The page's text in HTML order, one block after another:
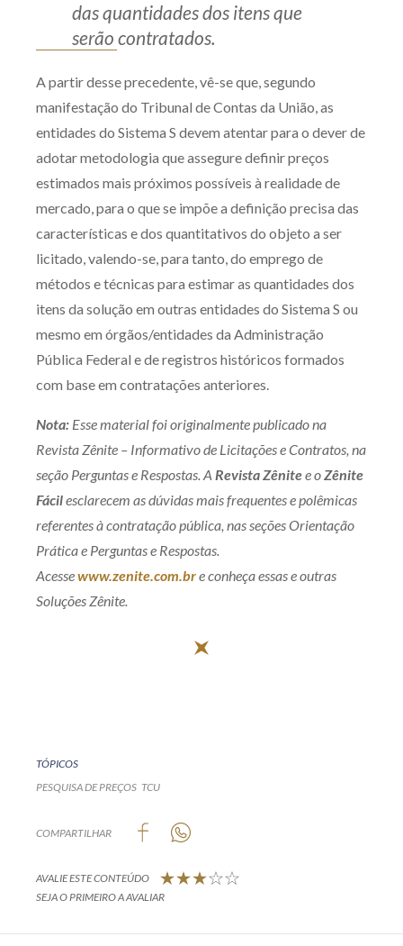
das quantidades dos itens que
serão contratados.
A partir desse precedente, vê-se que, segundo
manifestação do Tribunal de Contas da União, as
entidades do Sistema S devem atentar para o dever de
adotar metodologia que assegure definir preços
estimados mais próximos possíveis à realidade de
mercado, para o que se impõe a definição precisa das
características e dos quantitativos do objeto a ser
licitado, valendo-se, para tanto, do emprego de
métodos e técnicas para estimar as quantidades dos
itens da solução em outras entidades do Sistema S ou
mesmo em órgãos/entidades da Administração
Pública Federal e de registros históricos formados
com base em contratações anteriores.
Nota: Esse material foi originalmente publicado na
Revista Zênite – Informativo de Licitações e Contratos, na
seção Perguntas e Respostas. A Revista Zênitee oZênite
Fácilesclarecem as dúvidas mais frequentes e polêmicas
referentes à contratação pública, nas seções Orientação
Prática e Perguntas e Respostas.
Acessewww.zenite.com.bre conheça essas e outras
Soluções Zênite.
TÓPICOS
PESQUISA DE PREÇOS TCU
COMPARTILHAR
AVALIE ESTE CONTEÚDO
SEJA O PRIMEIRO A AVALIAR